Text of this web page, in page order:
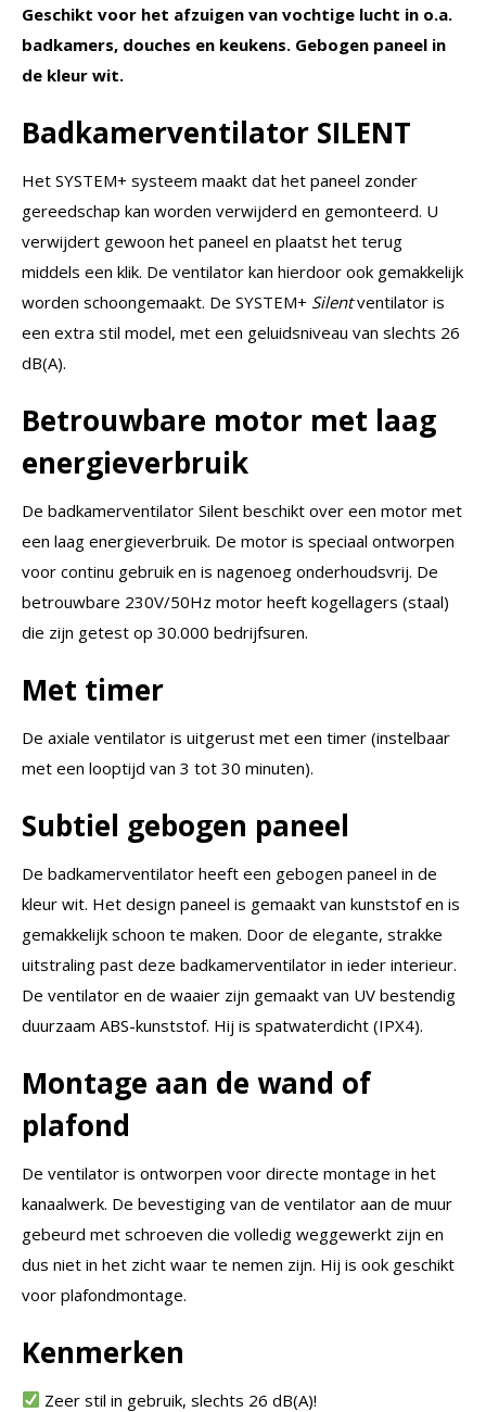
Geschikt voor het afzuigen van vochtige lucht in o.a.
badkamers, douches en keukens. Gebogen paneel in
de kleur wit.
Badkamerventilator SILENT
Het SYSTEM+ systeem maakt dat het paneel zonder
gereedschap kan worden verwijderd en gemonteerd. U
verwijdert gewoon het paneel en plaatst het terug
middels een klik. De ventilator kan hierdoor ook gemakkelijk
worden schoongemaakt. De SYSTEM+ Silentventilator is
een extra stil model, met een geluidsniveau van slechts 26
dB(A).
Betrouwbare motor met laag
energieverbruik
De badkamerventilator Silent beschikt over een motor met
een laag energieverbruik. De motor is speciaal ontworpen
voor continu gebruik en is nagenoeg onderhoudsvrij. De
betrouwbare 230V/50Hz motor heeft kogellagers (staal)
die zijn getest op 30.000 bedrijfsuren.
Met timer
De axiale ventilator is uitgerust met een timer (instelbaar
met een looptijd van 3 tot 30 minuten).
Subtiel gebogen paneel
De badkamerventilator heeft een gebogen paneel in de
kleur wit. Het design paneel is gemaakt van kunststof en is
gemakkelijk schoon te maken. Door de elegante, strakke
uitstraling past deze badkamerventilator in ieder interieur.
De ventilator en de waaier zijn gemaakt van UV bestendig
duurzaam ABS-kunststof. Hij is spatwaterdicht (IPX4).
Montage aan de wand of
plafond
De ventilator is ontworpen voor directe montage in het
kanaalwerk. De bevestiging van de ventilator aan de muur
gebeurd met schroeven die volledig weggewerkt zijn en
dus niet in het zicht waar te nemen zijn. Hij is ook geschikt
voor plafondmontage.
Kenmerken
Zeer stil in gebruik, slechts 26 dB(A)!